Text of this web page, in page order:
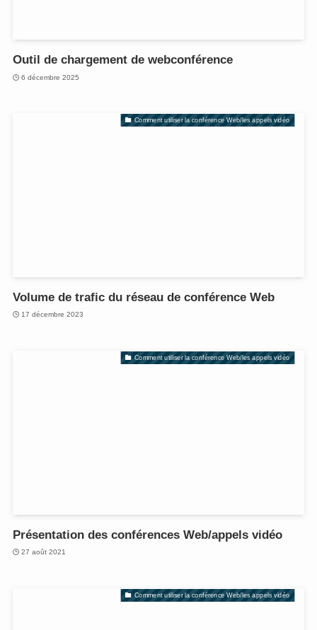
Outil de chargement de webconférence
6 décembre 2025
Comment utiliser la conférence Web/les appels vidéo
Volume de trafic du réseau de conférence Web
17 décembre 2023
Comment utiliser la conférence Web/les appels vidéo
Présentation des conférences Web/appels vidéo
27 août 2021
Comment utiliser la conférence Web/les appels vidéo